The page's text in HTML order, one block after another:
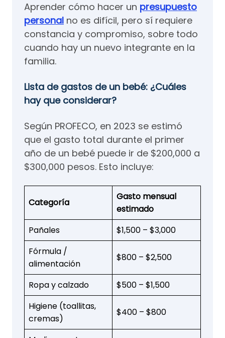
Aprender cómo hacer un presupuesto
personal no es difícil, pero sí requiere
constancia y compromiso, sobre todo
cuando hay un nuevo integrante en la
familia.
Lista de gastos de un bebé: ¿Cuáles
hay que considerar?
Según PROFECO, en 2023 se estimó
que el gasto total durante el primer
año de un bebé puede ir de $200,000 a
$300,000 pesos. Esto incluye:
Categoría
Gasto mensual
estimado
Pañales
$1,500 – $3,000
Fórmula /
alimentación
$800 – $2,500
Ropa y calzado
$500 – $1,500
Higiene (toallitas,
cremas)
$400 – $800